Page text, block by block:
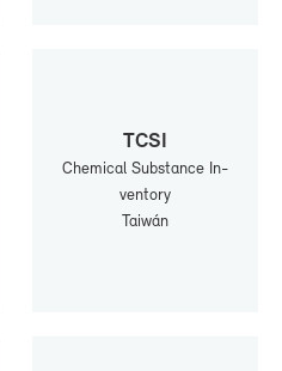
TC­SI
Che­mi­cal Subs­tan­ce In­
ven­tory
Tai­wán